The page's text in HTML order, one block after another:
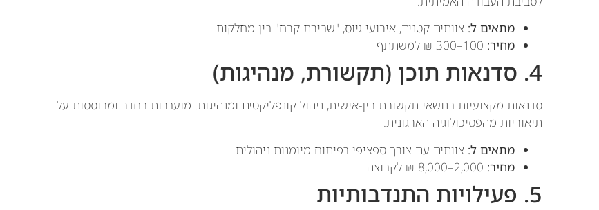
מתאים ל: צוותים קטנים, אירועי גיוס, "שבירת קרח" בין מחלקות
מחיר:
4. סדנאות תוכן (תקשורת, מנהיגות)
סדנאות מקצועיות בנושאי תקשורת בין-אישית, ניהול קונפליקטים ומנהיגות. מועברות בחדר ומבוססות על
תיאוריות מהפסיכולוגיה הארגונית.
מתאים ל: צוותים עם צורך ספציפי בפיתוח מיומנות ניהולית
מחיר:
5. פעילויות התנדבותיות